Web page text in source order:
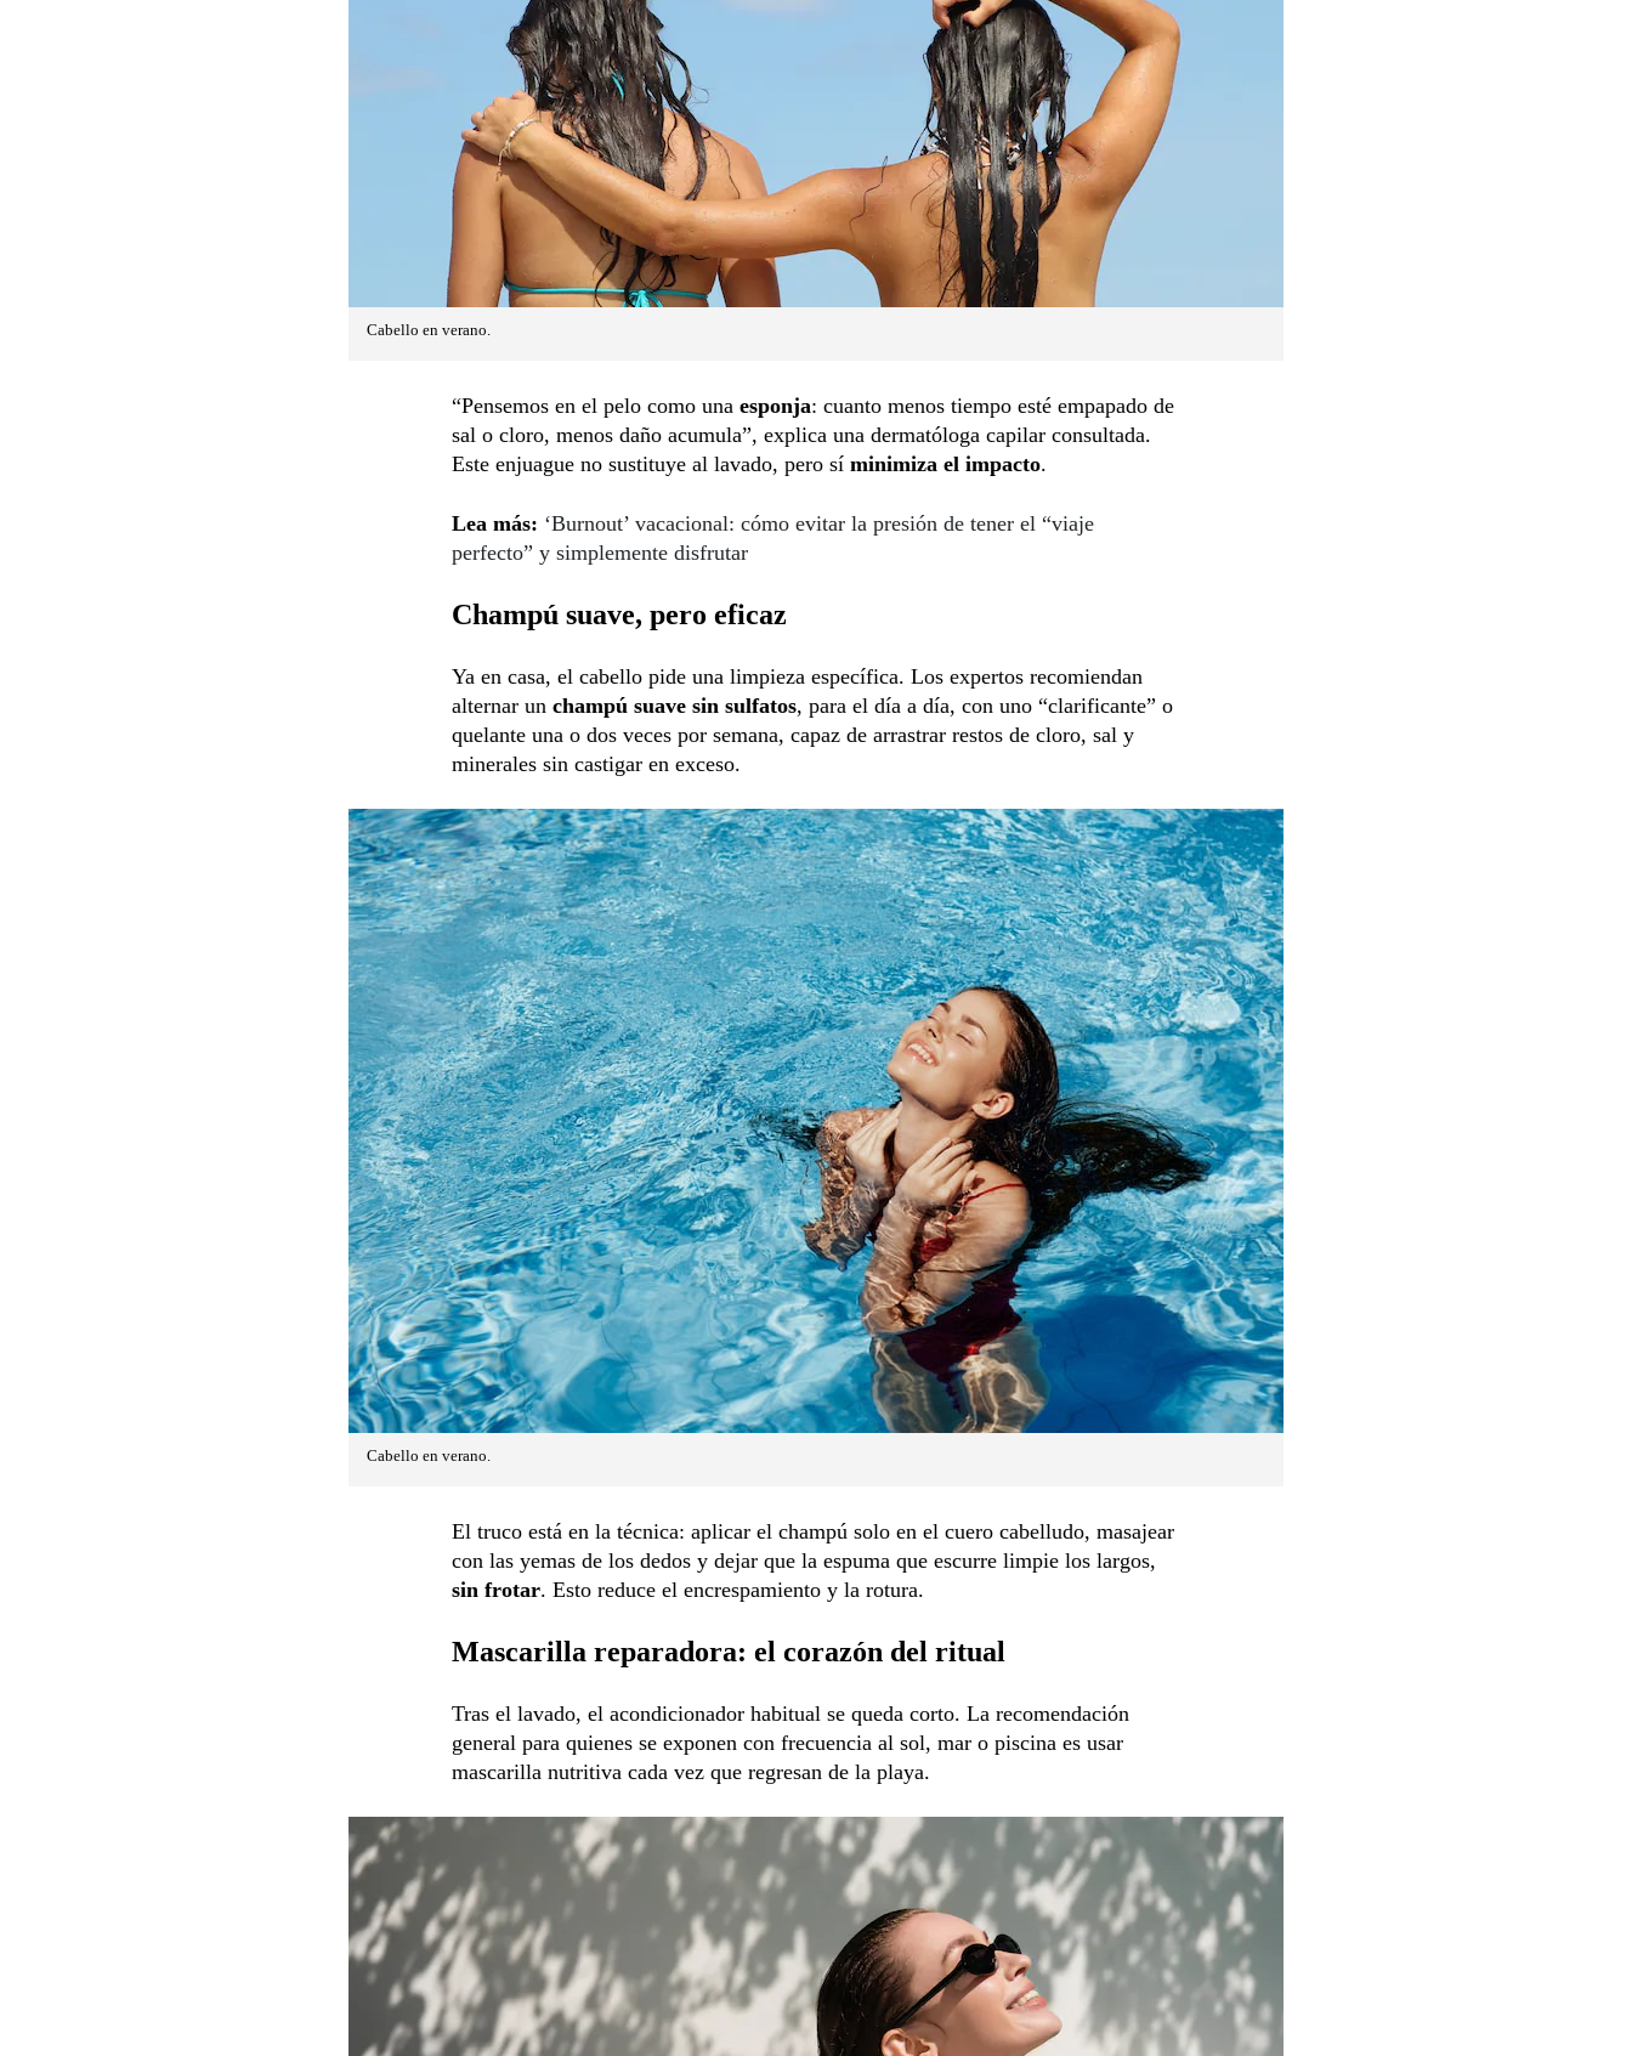
Cabello en verano.
“Pensemos en el pelo como una esponja: cuanto menos tiempo esté empapado de
sal o cloro, menos daño acumula”, explica una dermatóloga capilar consultada.
Este enjuague no sustituye al lavado, pero sí minimiza el impacto.
Lea más: ‘Burnout’ vacacional: cómo evitar la presión de tener el “viaje
perfecto” y simplemente disfrutar
Champú suave, pero eficaz
Ya en casa, el cabello pide una limpieza específica. Los expertos recomiendan
alternar un champú suave sin sulfatos, para el día a día, con uno “clarificante” o
quelante una o dos veces por semana, capaz de arrastrar restos de cloro, sal y
minerales sin castigar en exceso.
Cabello en verano.
El truco está en la técnica: aplicar el champú solo en el cuero cabelludo, masajear
con las yemas de los dedos y dejar que la espuma que escurre limpie los largos,
sin frotar. Esto reduce el encrespamiento y la rotura.
Mascarilla reparadora: el corazón del ritual
Tras el lavado, el acondicionador habitual se queda corto. La recomendación
general para quienes se exponen con frecuencia al sol, mar o piscina es usar
mascarilla nutritiva cada vez que regresan de la playa.